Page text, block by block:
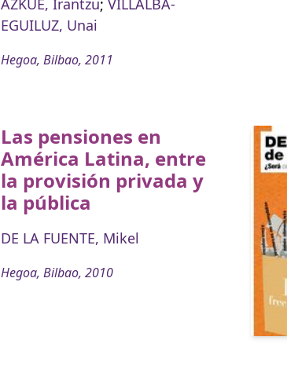
EGUILUZ, Unai
Hegoa, Bilbao, 2011
Las pensiones en
América Latina, entre
la provisión privada y
la pública
DE LA FUENTE, Mikel
Hegoa, Bilbao, 2010